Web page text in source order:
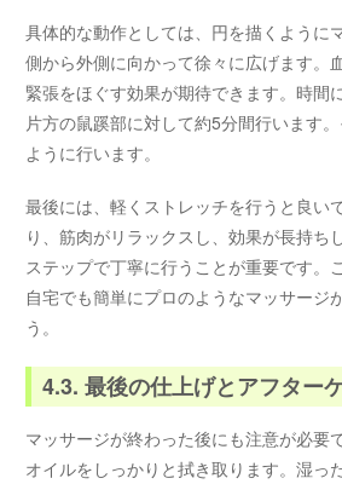
具体的な動作としては、円を描くように
側から外側に向かって徐々に広げます。
緊張をほぐす効果が期待できます。時間
片方の鼠蹊部に対して約5分間行います
ように行います。
最後には、軽くストレッチを行うと良い
り、筋肉がリラックスし、効果が長持ち
ステップで丁寧に行うことが重要です。
自宅でも簡単にプロのようなマッサージ
う。
4.3. 最後の仕上げとアフター
マッサージが終わった後にも注意が必要
オイルをしっかりと拭き取ります。湿っ